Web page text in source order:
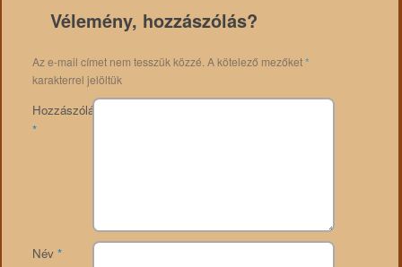
Vélemény, hozzászólás?
Az e-mail címet nem tesszük közzé. A kötelező mezőket*
karakterrel jelöltük
Hozzászólás
*
Név *